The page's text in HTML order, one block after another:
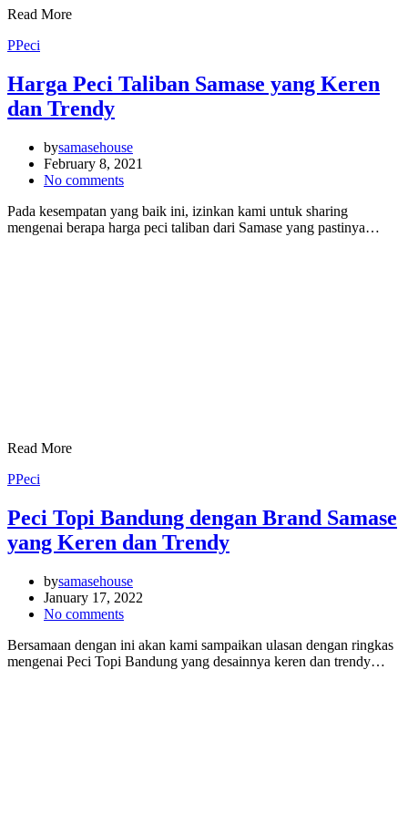
Read More
PPeci
Harga Peci Taliban Samase yang Keren
dan Trendy
bysamasehouse
February 8, 2021
No comments
Pada kesempatan yang baik ini, izinkan kami untuk sharing
mengenai berapa harga peci taliban dari Samase yang pastinya…
Read More
PPeci
Peci Topi Bandung dengan Brand Samase
yang Keren dan Trendy
bysamasehouse
January 17, 2022
No comments
Bersamaan dengan ini akan kami sampaikan ulasan dengan ringkas
mengenai Peci Topi Bandung yang desainnya keren dan trendy…